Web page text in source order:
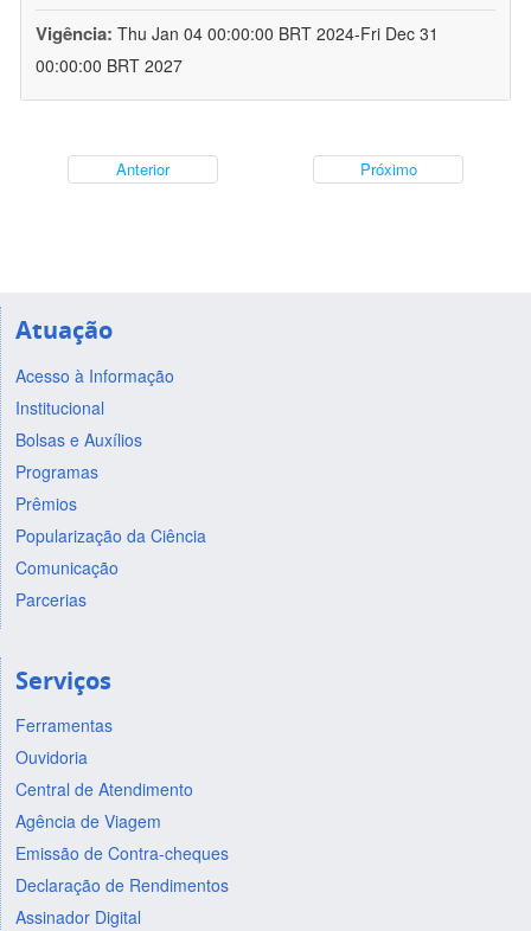
Vigência: Thu Jan 04 00:00:00 BRT 2024-Fri Dec 31
00:00:00 BRT 2027
Anterior Próximo
Atuação
Acesso à Informação
Institucional
Bolsas e Auxílios
Programas
Prêmios
Popularização da Ciência
Comunicação
Parcerias
Serviços
Ferramentas
Ouvidoria
Central de Atendimento
Agência de Viagem
Emissão de Contra-cheques
Declaração de Rendimentos
Assinador Digital